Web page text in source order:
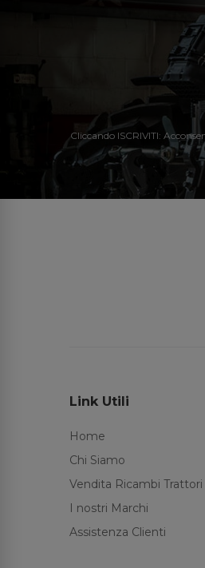
Cliccando ISCRIVITI:
Link Utili
Home
Chi Siamo
Vendita Ricambi Trattori
I nostri Marchi
Assistenza Clienti